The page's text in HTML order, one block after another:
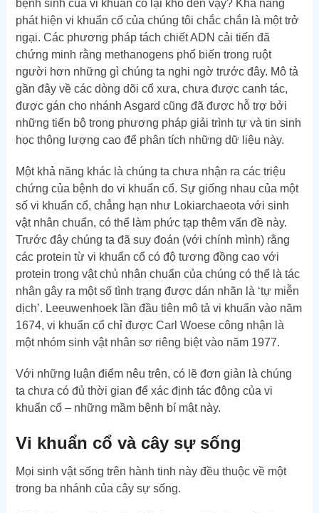
bệnh sinh của vi khuẩn cổ lại khó đến vậy? Khả năng
phát hiện vi khuẩn cổ của chúng tôi chắc chắn là một trở
ngại. Các phương pháp tách chiết ADN cải tiến đã
chứng minh rằng methanogens phổ biến trong ruột
người hơn những gì chúng ta nghi ngờ trước đây. Mô tả
gần đây về các dòng dõi cổ xưa, chưa được canh tác,
được gán cho nhánh Asgard cũng đã được hỗ trợ bởi
những tiến bộ trong phương pháp giải trình tự và tin sinh
học thông lượng cao để phân tích những dữ liệu này.
Một khả năng khác là chúng ta chưa nhận ra các triệu
chứng của bệnh do vi khuẩn cổ. Sự giống nhau của một
số vi khuẩn cổ, chẳng hạn như Lokiarchaeota với sinh
vật nhân chuẩn, có thể làm phức tạp thêm vấn đề này.
Trước đây chúng ta đã suy đoán (với chính mình) rằng
các protein từ vi khuẩn cổ có độ tương đồng cao với
protein trong vật chủ nhân chuẩn của chúng có thể là tác
nhân gây ra một số tình trạng được dán nhãn là ‘tự miễn
dịch’. Leeuwenhoek lần đầu tiên mô tả vi khuẩn vào năm
1674, vi khuẩn cổ chỉ được Carl Woese công nhận là
một nhóm sinh vật nhân sơ riêng biệt vào năm 1977.
Với những luận điểm nêu trên, có lẽ đơn giản là chúng
ta chưa có đủ thời gian để xác định tác động của vi
khuẩn cổ – những mầm bệnh bí mật này.
Vi khuẩn cổ và cây sự sống
Mọi sinh vật sống trên hành tinh này đều thuộc về một
trong ba nhánh của cây sự sống.